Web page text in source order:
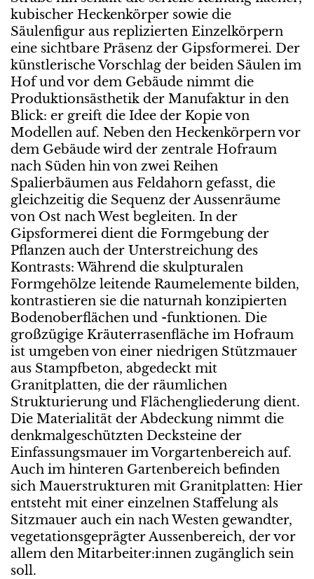
kubischer Heckenkörper sowie die
Säulenfigur aus replizierten Einzelkörpern
eine sichtbare Präsenz der Gipsformerei. Der
künstlerische Vorschlag der beiden Säulen im
Hof und vor dem Gebäude nimmt die
Produktionsästhetik der Manufaktur in den
Blick: er greift die Idee der Kopie von
Modellen auf. Neben den Heckenkörpern vor
dem Gebäude wird der zentrale Hofraum
nach Süden hin von zwei Reihen
Spalierbäumen aus Feldahorn gefasst, die
gleichzeitig die Sequenz der Aussenräume
von Ost nach West begleiten. In der
Gipsformerei dient die Formgebung der
Pflanzen auch der Unterstreichung des
Kontrasts: Während die skulpturalen
Formgehölze leitende Raumelemente bilden,
kontrastieren sie die naturnah konzipierten
Bodenoberflächen und -funktionen. Die
großzügige Kräuterrasenfläche im Hofraum
ist umgeben von einer niedrigen Stützmauer
aus Stampfbeton, abgedeckt mit
Granitplatten, die der räumlichen
Strukturierung und Flächengliederung dient.
Die Materialität der Abdeckung nimmt die
denkmalgeschützten Decksteine der
Einfassungsmauer im Vorgartenbereich auf.
Auch im hinteren Gartenbereich befinden
sich Mauerstrukturen mit Granitplatten: Hier
entsteht mit einer einzelnen Staffelung als
Sitzmauer auch ein nach Westen gewandter,
vegetationsgeprägter Aussenbereich, der vor
allem den Mitarbeiter:innen zugänglich sein
soll.